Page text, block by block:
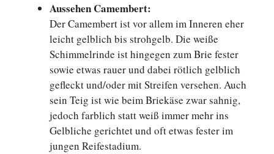
Aussehen Camembert:
Der Camembert ist vor allem im Inneren eher
leicht gelblich bis strohgelb. Die weiße
Schimmelrinde ist hingegen zum Brie fester
sowie etwas rauer und dabei rötlich gelblich
gefleckt und/oder mit Streifen versehen. Auch
sein Teig ist wie beim Briekäse zwar sahnig,
jedoch farblich statt weiß immer mehr ins
Gelbliche gerichtet und oft etwas fester im
jungen Reifestadium.